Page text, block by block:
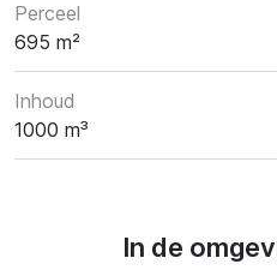
Perceel
695 m²
Inhoud
1000 m³
In de